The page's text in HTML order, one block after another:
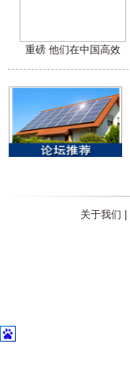
重磅 他们在中国高效
关于我们